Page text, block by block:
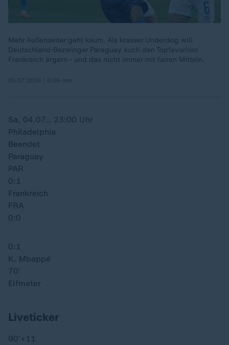
Mehr Außenseiter geht kaum. Als krasser Underdog will
Deutschland-Bezwinger Paraguay auch den Topfavoriten
Frankreich ärgern - und das nicht immer mit fairen Mitteln.
Sa, 04.07., 23:00 Uhr
Philadelphia
Beendet
Paraguay
PAR
0:1
Frankreich
FRA
0:0
0:1
K. Mbappé
70′
Elfmeter
Liveticker
90′ +11